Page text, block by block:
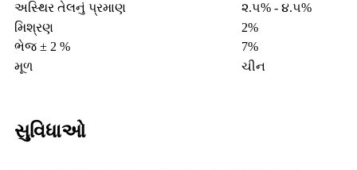
અસ્થિર તેલનું પ્રમાણ
૨.૫% - ૪.૫%
મિશ્રણ
2%
ભેજ ± 2 %
7%
મૂળ
ચીન
સુવિધાઓ